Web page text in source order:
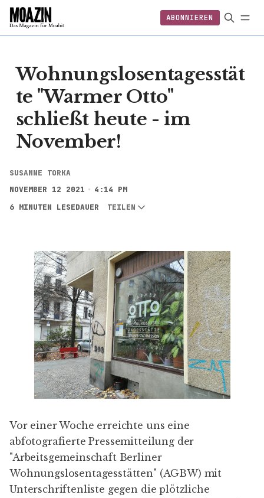
ABONNIEREN
EINLOGGEN
ABONNIEREN
Wohnungslosentagesstät
te "Warmer Otto"
schließt heute - im
November!
SUSANNE TORKA
NOVEMBER 12 2021
4:14 PM
6 MINUTEN LESEDAUER
TEILEN
Vor einer Woche erreichte uns eine
abfotografierte Pressemitteilung der
"Arbeitsgemeinschaft Berliner
Wohnungslosentagesstätten" (AGBW) mit
Unterschriftenliste gegen die plötzliche